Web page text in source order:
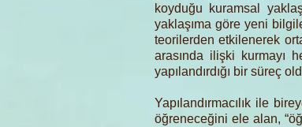
koyduğu kuramsal
yaklaşıma göre yeni
teorilerden etkilenerek
arasında ilişki kurmayı
yapılandırdığı bir süreç
Yapılandırmacılık ile
öğreneceğini ele alan,